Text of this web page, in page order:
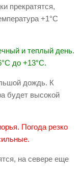
прекратятся,
+1°С
и теплый день.
до +13°С.
дождь. К
будет высокой
Погода резко
на севере еще